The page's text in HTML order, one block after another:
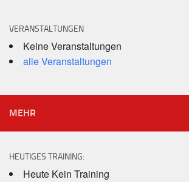
VERANSTALTUNGEN
Keine Veranstaltungen
alle Veranstaltungen
MEHR
HEUTIGES TRAINING:
Heute Kein Training